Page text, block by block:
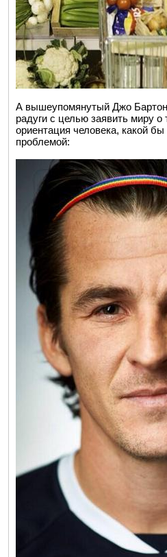
А вышеупомянутый Джо Бартон
радуги с целью заявить миру
ориентация человека, какой
проблемой: